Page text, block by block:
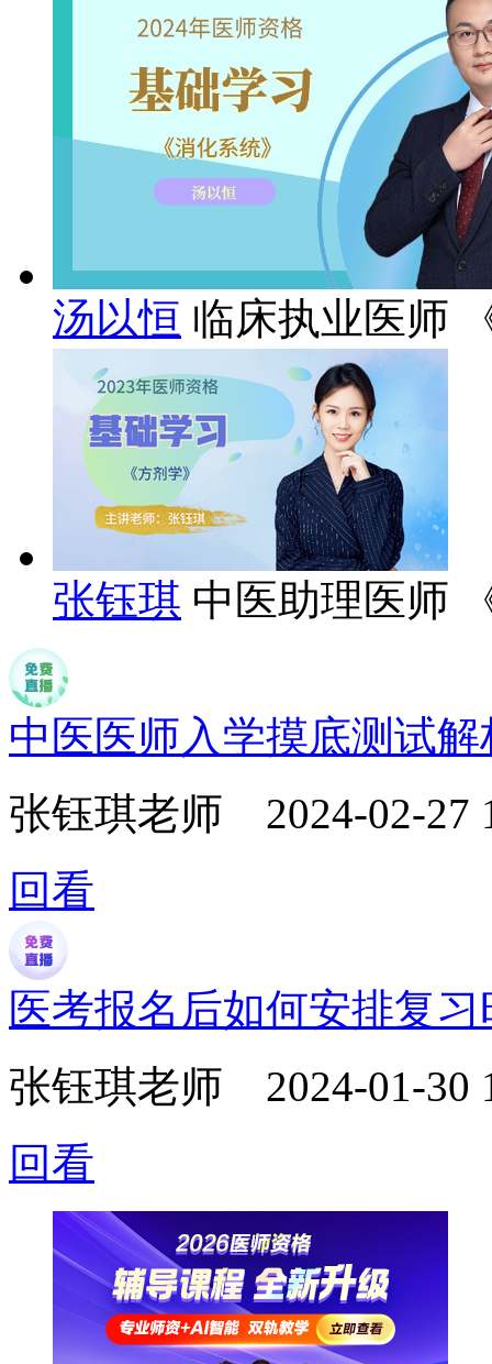
汤以恒 临床执业医师
张钰琪 中医助理医师
中医医师入学摸底测试解
张钰琪老师 2024-02-27
回看
医考报名后如何安排复习
张钰琪老师 2024-01-30
回看